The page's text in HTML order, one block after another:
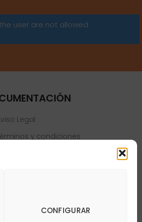
CONFIGURAR
user are not allowed
Legal
y condiciones